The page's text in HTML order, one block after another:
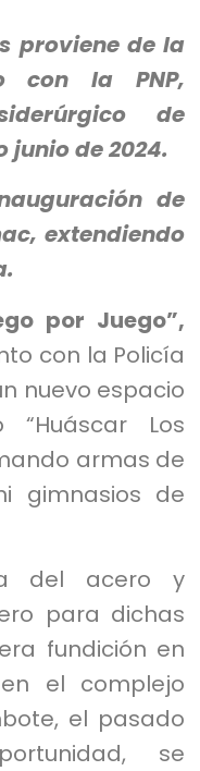
proviene de la
con la PNP,
de
junio de 2024.
de
extendiendo
por Juego”,
con la Policía
nuevo espacio
Los
armas de
gimnasios de
del acero y
para dichas
fundición en
el complejo
el pasado
se